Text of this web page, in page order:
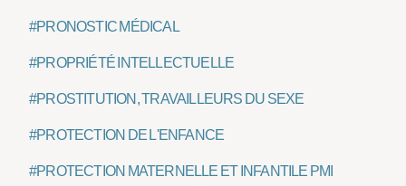
#PRONOSTIC MÉDICAL
#PROPRIÉTÉ INTELLECTUELLE
#PROSTITUTION, TRAVAILLEURS DU SEXE
#PROTECTION DE L'ENFANCE
#PROTECTION MATERNELLE ET INFANTILE PMI